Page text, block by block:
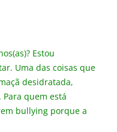
Estou
Uma das coisas que
desidratada,
quem está
bullying porque a